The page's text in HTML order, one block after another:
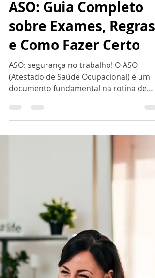
3 de mar. de 2025
4 min de leitura
ASO: Guia Completo
sobre Exames, Regras
e Como Fazer Certo
ASO: segurança no trabalho! O ASO
(Atestado de Saúde Ocupacional) é um